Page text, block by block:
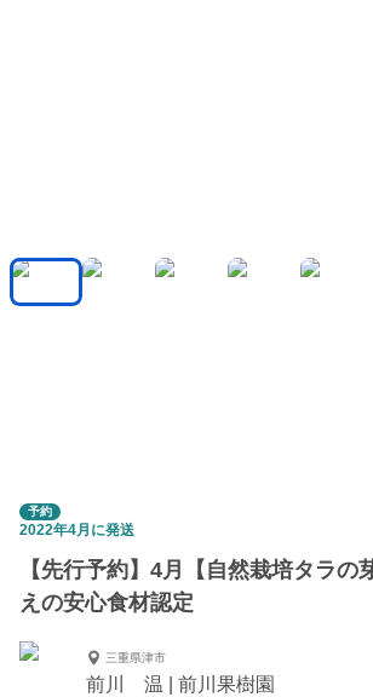
予約
2022年4月に発送
【先行予約】4月【自然栽培タラの
えの安心食材認定
三重県津市
前川 温 | 前川果樹園